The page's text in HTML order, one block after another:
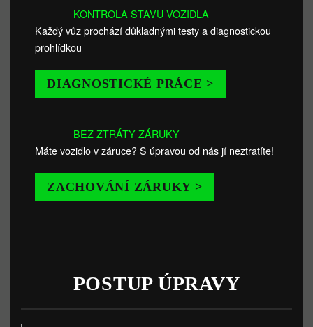
KONTROLA STAVU VOZIDLA
Každý vůz prochází důkladnými testy a diagnostickou
prohlídkou
DIAGNOSTICKÉ PRÁCE >
BEZ ZTRÁTY ZÁRUKY
Máte vozidlo v záruce? S úpravou od nás jí neztratíte!
ZACHOVÁNÍ ZÁRUKY >
POSTUP ÚPRAVY